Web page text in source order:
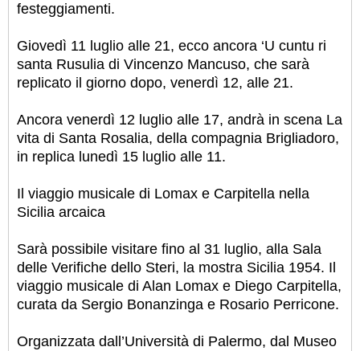
festeggiamenti.
Giovedì 11 luglio alle 21, ecco ancora ‘U cuntu ri
santa Rusulia di Vincenzo Mancuso, che sarà
replicato il giorno dopo, venerdì 12, alle 21.
Ancora venerdì 12 luglio alle 17, andrà in scena La
vita di Santa Rosalia, della compagnia Brigliadoro,
in replica lunedì 15 luglio alle 11.
Il viaggio musicale di Lomax e Carpitella nella
Sicilia arcaica
Sarà possibile visitare fino al 31 luglio, alla Sala
delle Verifiche dello Steri, la mostra Sicilia 1954. Il
viaggio musicale di Alan Lomax e Diego Carpitella,
curata da Sergio Bonanzinga e Rosario Perricone.
Organizzata dall’Università di Palermo, dal Museo